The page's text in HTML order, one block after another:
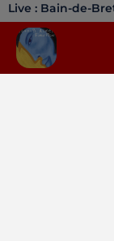
Live : Bain-de-